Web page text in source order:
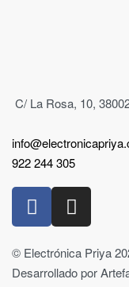
C/ La Rosa, 10,
922 244 305
© Electrónica Priya
Desarrollado por